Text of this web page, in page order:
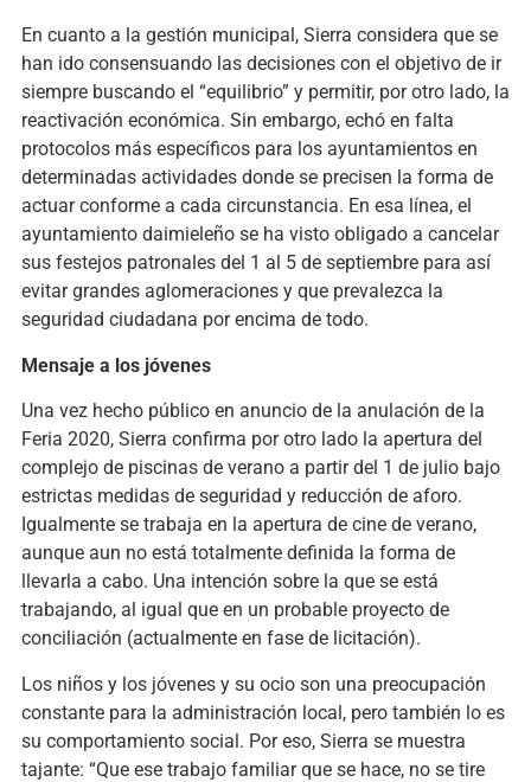
En cuanto a la gestión municipal, Sierra considera que se
han ido consensuando las decisiones con el objetivo de ir
siempre buscando el “equilibrio” y permitir, por otro lado, la
reactivación económica. Sin embargo, echó en falta
protocolos más específicos para los ayuntamientos en
determinadas actividades donde se precisen la forma de
actuar conforme a cada circunstancia. En esa línea, el
ayuntamiento daimieleño se ha visto obligado a cancelar
sus festejos patronales del 1 al 5 de septiembre para así
evitar grandes aglomeraciones y que prevalezca la
seguridad ciudadana por encima de todo.
Mensaje a los jóvenes
Una vez hecho público en anuncio de la anulación de la
Feria 2020, Sierra confirma por otro lado la apertura del
complejo de piscinas de verano a partir del 1 de julio bajo
estrictas medidas de seguridad y reducción de aforo.
Igualmente se trabaja en la apertura de cine de verano,
aunque aun no está totalmente definida la forma de
llevarla a cabo. Una intención sobre la que se está
trabajando, al igual que en un probable proyecto de
conciliación (actualmente en fase de licitación).
Los niños y los jóvenes y su ocio son una preocupación
constante para la administración local, pero también lo es
su comportamiento social. Por eso, Sierra se muestra
tajante: “Que ese trabajo familiar que se hace, no se tire